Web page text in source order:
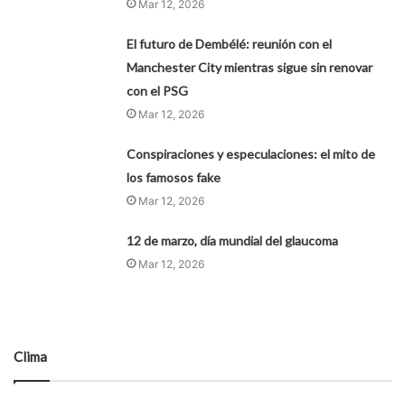
Mar 12, 2026
El futuro de Dembélé: reunión con el
Manchester City mientras sigue sin renovar
con el PSG
Mar 12, 2026
Conspiraciones y especulaciones: el mito de
los famosos fake
Mar 12, 2026
12 de marzo, día mundial del glaucoma
Mar 12, 2026
Clima